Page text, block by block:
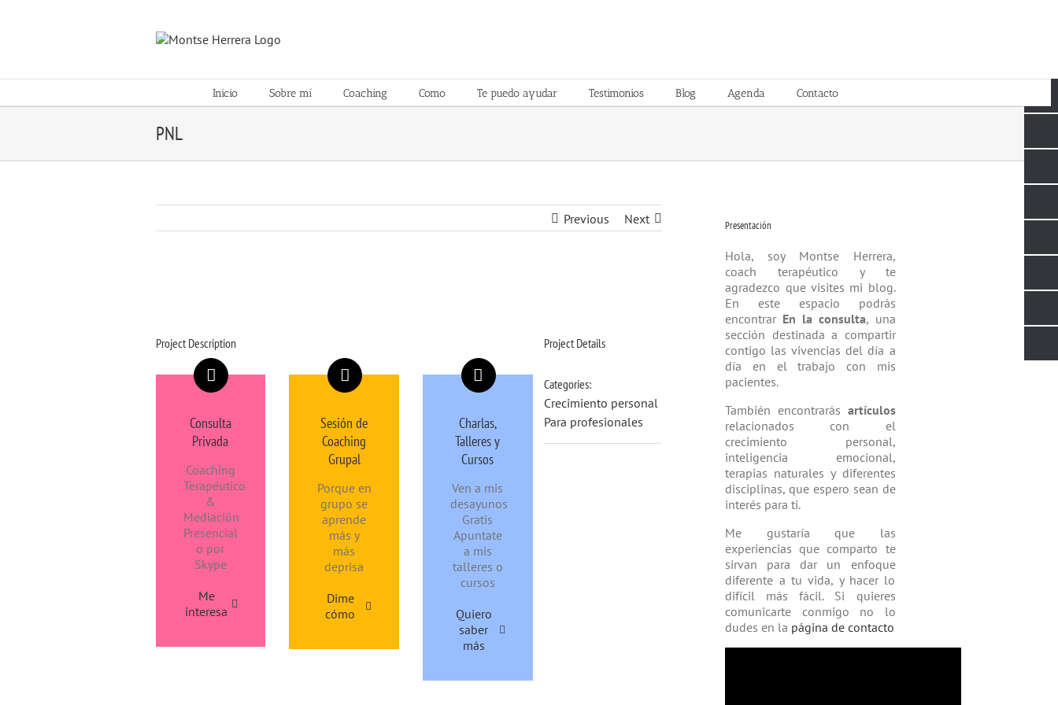
Inicio Sobre mí Coaching Como Te puedo ayudar Testimonios Blog Agenda Contacto
PNL
Previous Next
Project Description
Consulta
Privada
Coaching
Terapéutico
&
Mediación
Presencial
o por
Skype
Me
interesa
Sesión de
Coaching
Grupal
Porque en
grupo se
aprende
más y
más
deprisa
Dime
cómo
Charlas,
Talleres y
Cursos
Ven a mis
desayunos
Gratis
Apuntate
a mis
talleres o
cursos
Quiero
saber
más
Project Details
Categories:
Crecimiento personal
Para profesionales
Presentación
Hola, soy Montse Herrera,
coach tera­péutico y te
agradezco que visites mi blog.
En este espacio podrás
encontrar En la consulta, una
sección destinada a compartir
contigo las vivencias del día a
día en el trabajo con mis
pacientes.
También encontrarás artículos
relacio­nados con el
crecimiento personal,
inteligencia emocional,
terapias natu­rales y diferentes
disciplinas, que espero sean de
interés para ti.
Me gustaría que las
experiencias que comparto te
sirvan para dar un enfoque
diferente a tu vida, y hacer lo
difícil más fácil. Si quieres
comunicarte conmigo no lo
dudes en la página de contacto